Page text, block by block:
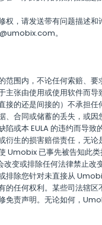
权，请发送带有问题描述和
。
范围内，不论任何索赔、要
主张由使用或使用软件而导
接的还是间接的）不承担任
、合同或储蓄的丢失，或因
陷或本 EULA 的违约而导致
衍生的损害赔偿责任，无论
Umobix 已事先被告知此类
改变或排除任何法律禁止改
排除您针对未直接从
的任何权利。某些司法辖区
免责声明。无论如何，